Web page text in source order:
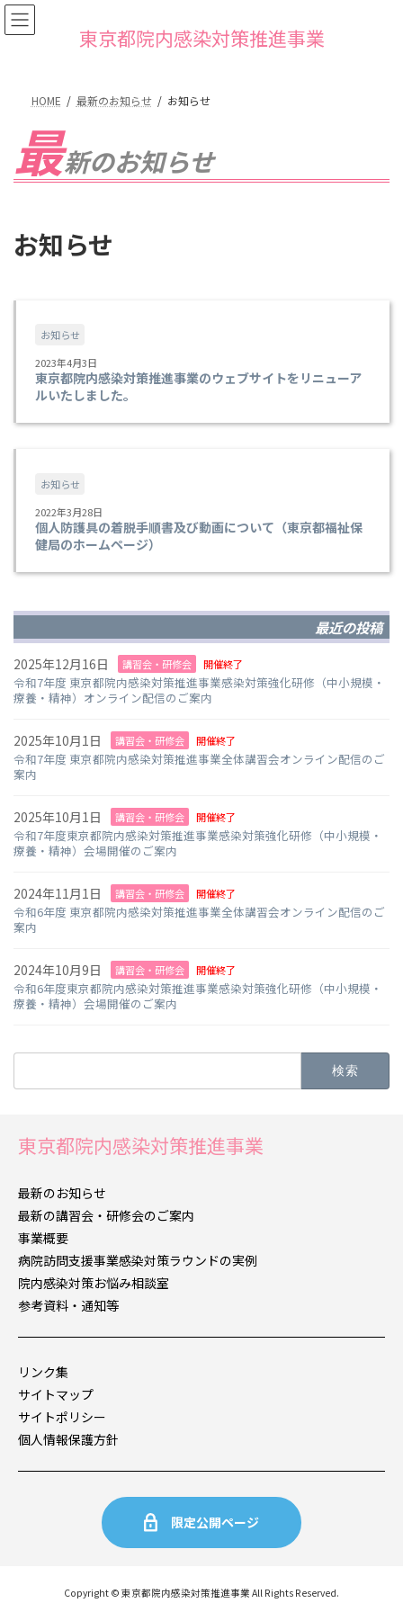
コ
ン
ナ
ビ
東京都院内感染対策推進事業
HOME 最新のお知らせ お知らせ
最新のお知らせ
お知らせ
東京都院内感染対策推進事業のウェブサイトをリニューア
ルいたしました。
2023年4月3日
お知らせ
個人防護具の着脱手順書及び動画について（東京都福祉保
健局のホームページ）
2022年3月28日
お知らせ
最近の投稿
2025年12月16日 講習会・研修会 開催終了
令和7年度 東京都院内感染対策推進事業感染対策強化研修（中小規模・
療養・精神）オンライン配信のご案内
2025年10月1日 講習会・研修会 開催終了
令和7年度 東京都院内感染対策推進事業全体講習会オンライン配信のご
案内
2025年10月1日 講習会・研修会 開催終了
令和7年度東京都院内感染対策推進事業感染対策強化研修（中小規模・
療養・精神）会場開催のご案内
2024年11月1日 講習会・研修会 開催終了
令和6年度 東京都院内感染対策推進事業全体講習会オンライン配信のご
案内
2024年10月9日 講習会・研修会 開催終了
令和6年度東京都院内感染対策推進事業感染対策強化研修（中小規模・
療養・精神）会場開催のご案内
東京都院内感染対策推進事業
最新のお知らせ
最新の講習会・ 研修会のご案内
事業概要
病院訪問支援事業感染対策ラウンドの実例
院内感染対策お悩み相談室
参考資料・通知等
リンク集
サイトマップ
サイトポリシー
個人情報保護方針
限定公開ページ
Copyright © 東京都院内感染対策推進事業 All Rights Reserved.